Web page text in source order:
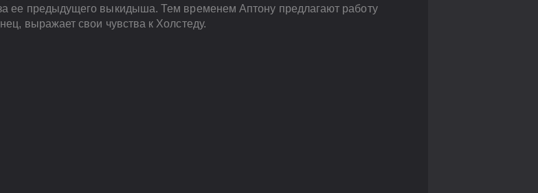
ее предыдущего выкидыша. Тем временем Аптону предлагают работу
выражает свои чувства к Холстеду.